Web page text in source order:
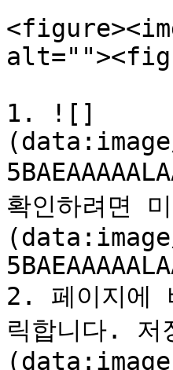
1. ![]
확인하려면
2. 페이지에
릭합니다.